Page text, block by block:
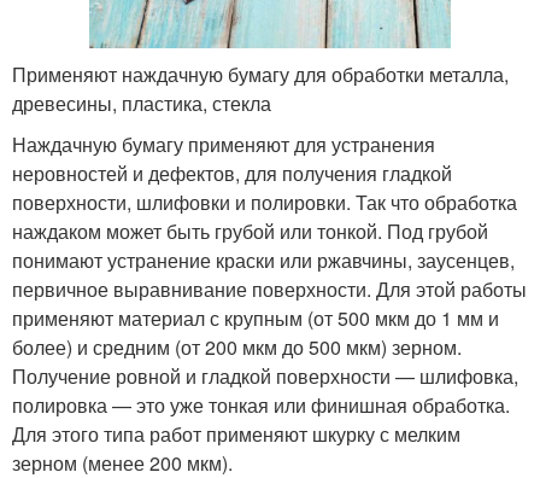
Применяют наждачную бумагу для обработки металла,
древесины, пластика, стекла
Наждачную бумагу применяют для устранения
неровностей и дефектов, для получения гладкой
поверхности, шлифовки и полировки. Так что обработка
наждаком может быть грубой или тонкой. Под грубой
понимают устранение краски или ржавчины, заусенцев,
первичное выравнивание поверхности. Для этой работы
применяют материал с крупным (от 500 мкм до 1 мм и
более) и средним (от 200 мкм до 500 мкм) зерном.
Получение ровной и гладкой поверхности — шлифовка,
полировка — это уже тонкая или финишная обработка.
Для этого типа работ применяют шкурку с мелким
зерном (менее 200 мкм).